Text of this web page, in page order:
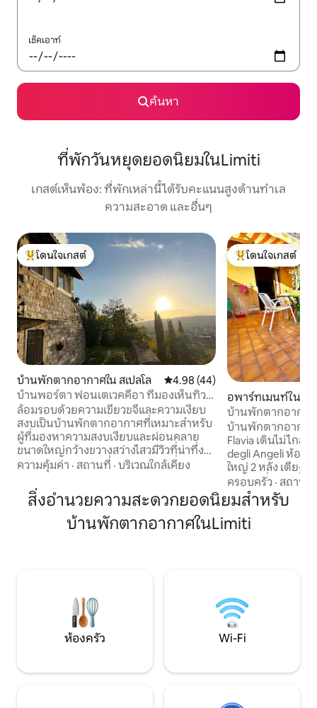
เช็คเอาท์
ค้นหา
ที่พักวันหยุดยอดนิยมในLimiti
เกสต์เห็นพ้อง: ที่พักเหล่านี้ได้รับคะแนนสูงด้านทำเล
ความสะอาด และอื่นๆ
โดนใจเกสต์ที่สุด
โดนใจเกสต์
บ้านพักตากอากาศใน สเปลโล คะแนนเฉลี่ย 4.98 จาก 5, 44 รีวิว
4.98 (44)
บ้านพอร์ตา ฟอนเตเวคคีอา ที่มองเห็นทิวท์
ได้
ล้อมรอบด้วยความเขียวขจีและความเงียบ
สงบเป็นบ้านพักตากอากาศที่เหมาะสำหรับ
ผู้ที่มองหาความสงบเงียบและผ่อนคลาย
ขนาดใหญ่กว้างขวางสว่างไสวมีวิวที่น่าทึ่ง
และสภาพแวดล้อมที่แตกต่างกันเพื่อใช้
บูรณะอย่างประณีตตั้งอยู่ในอุมเบรียใน
ศูนย์กลางทางประวัติศาสตร์ของ Spello ใน
ตำแหน่งที่ได้รับสิทธิพิเศษใกล้กับสถานที่
ศิลปะมากมาย เพลิดเพลินกับวิวที่ไม่เหมือน
ความคุ้มค่า · สถานที่ · บริเวณใกล้เคียง
โดนใจเกสต์ที่สุด
โดนใจเกสต์
อพาร์ทเมนท์ใน ซา
เดลลี แองเจลี
บ้านพักตากอากาศ
บ้านพักตากอากาศ
Flavia เดินไม่ไกล
degli Angeli ห้อง
ใหญ่ 2 หลัง เตียงเ
ระเบียงที่ยอดเยี่ย
และระเบียงขนาด
ประทานอาหารแล
เงียบๆ Wi-Fi สมา
จอดรถในที่พัก มีบ
ครอบครัว · สถานที่
สิ่งอำนวยความสะดวกยอดนิยมสำหรับ
บ้านพักตากอากาศในLimiti
ห้องครัว Wi-Fi